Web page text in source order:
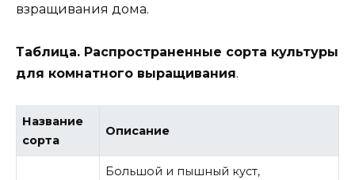
взращивания дома.
Таблица. Распространенные сорта культуры
для комнатного выращивания.
Название
сорта
Описание
Большой и пышный куст,